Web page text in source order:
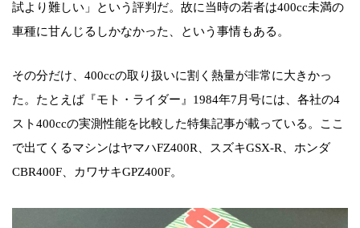
試より難しい」という評判だ。故に当時の若者は400cc未満の
車種に甘んじるしかなかった、という事情もある。
その分だけ、400ccの取り扱いに割く熱量が非常に大きかっ
た。たとえば『モト・ライダー』1984年7月号には、各社の4
スト400ccの実測性能を比較した特集記事が載っている。ここ
で出てくるマシンはヤマハFZ400R、スズキGSX-R、ホンダ
CBR400F、カワサキGPZ400F。